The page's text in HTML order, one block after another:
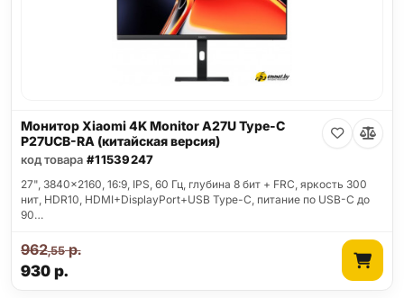
Монитор Xiaomi 4K Monitor A27U Type-C
P27UCB-RA (китайская версия)
код товара #11539247
27", 3840x2160, 16:9, IPS, 60 Гц, глубина 8 бит + FRC, яркость 300
нит, HDR10, HDMI+DisplayPort+USB Type-C, питание по USB-C до
90…
930р.
962,55р.